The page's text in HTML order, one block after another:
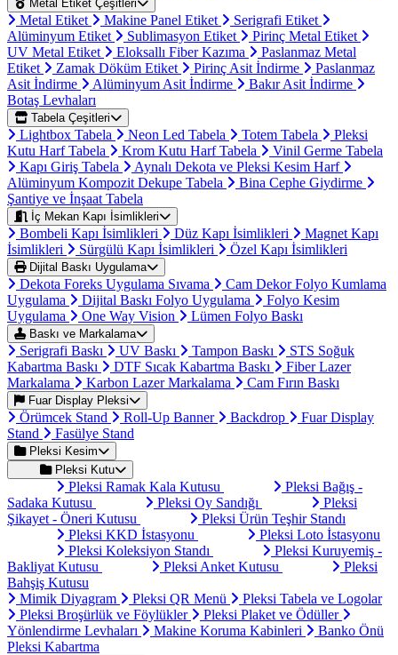
Metal Etiket Çeşitleri
Metal Etiket Makine Panel Etiket
Serigrafi Etiket
Alüminyum Etiket
Sublimasyon Etiket
Pirinç Metal Etiket
UV Metal Etiket
Eloksallı Fiber Kazıma
Paslanmaz Metal
Etiket
Zamak Döküm Etiket Pirinç Asit İndirme
Paslanmaz
Asit İndirme
Alüminyum Asit İndirme
Bakır Asit İndirme
Botaş Levhaları
Tabela Çeşitleri
Lightbox Tabela Neon Led Tabela Totem Tabela
Pleksi
Kutu Harf Tabela
Krom Kutu Harf Tabela
Vinil Germe Tabela
Kapı Giriş Tabela
Aynalı Dekota ve Pleksi Kesim Harf
Alüminyum Kompozit Dekupe Tabela
Bina Cephe Giydirme
Şantiye ve İnşaat Tabela
İç Mekan Kapı İsimlikleri
Bombeli Kapı İsimlikleri Düz Kapı İsimlikleri
Magnet Kapı
İsimlikleri
Sürgülü Kapı İsimlikleri Özel Kapı İsimlikleri
Dijital Baskı Uygulama
Dekota Foreks Uygulama Sıvama
Cam Dekor Folyo Kumlama
Uygulama
Dijital Baskı Folyo Uygulama
Folyo Kesim
Uygulama
One Way Vision Lümen Folyo Baskı
Baskı ve Markalama
Serigrafi Baskı UV Baskı Tampon Baskı
STS Soğuk
Kabartma Baskı
DTF Sıcak Kabartma Baskı
Fiber Lazer
Markalama
Karbon Lazer Markalama Cam Fırın Baskı
Fuar Display Pleksi
Örümcek Stand Roll-Up Banner Backdrop
Fuar Display
Stand
Fasülye Stand
Pleksi Kesim
Pleksi Kutu
Pleksi Ramak Kala Kutusu
Pleksi Bağış -
Sadaka Kutusu
Pleksi Oy Sandığı
Pleksi
Şikayet - Öneri Kutusu
Pleksi Ürün Teşhir Standı
Pleksi KKD İstasyonu
Pleksi Loto İstasyonu
Pleksi Koleksiyon Standı
Pleksi Kuruyemiş -
Bakliyat Kutusu
Pleksi Anket Kutusu
Pleksi
Bahşiş Kutusu
Mimik Diyagram
Pleksi QR Menü
Pleksi Tabela ve Logolar
Pleksi Broşürlük ve Föylükler
Pleksi Plaket ve Ödüller
Yönlendirme Levhaları
Makine Koruma Kabinleri
Banko Önü
Pleksi Kabartma